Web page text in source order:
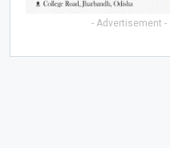
- Advertisement -